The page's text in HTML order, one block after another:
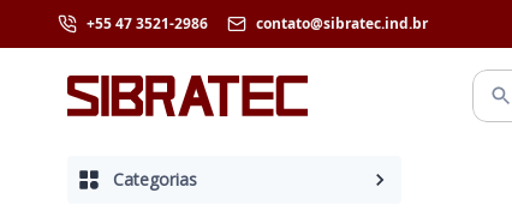
+55 47 3521-2986 contato@sibratec.ind.br
Categorias